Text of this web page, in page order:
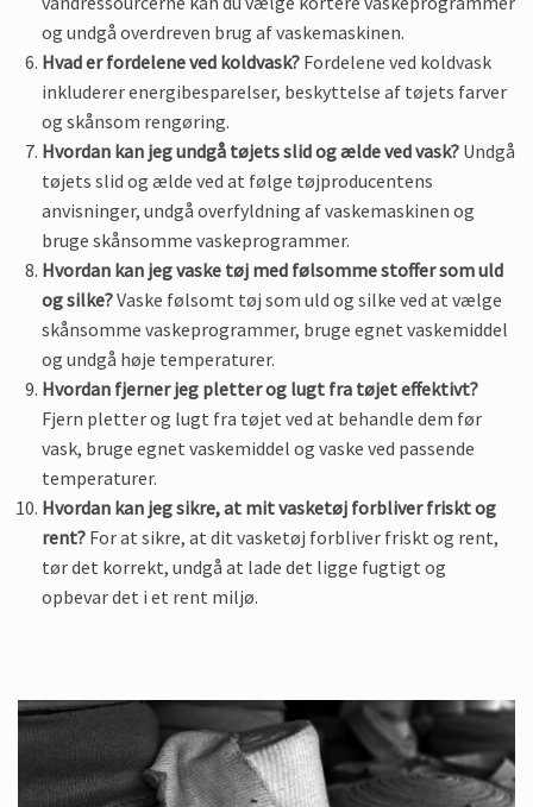
og undgå overdreven brug af vaskemaskinen.
Hvad er fordelene ved koldvask? Fordelene ved koldvask
inkluderer energibesparelser, beskyttelse af tøjets farver
og skånsom rengøring.
Hvordan kan jeg undgå tøjets slid og ælde ved vask? Undgå
tøjets slid og ælde ved at følge tøjproducentens
anvisninger, undgå overfyldning af vaskemaskinen og
bruge skånsomme vaskeprogrammer.
Hvordan kan jeg vaske tøj med følsomme stoffer som uld
og silke?Vaske følsomt tøj som uld og silke ved at vælge
skånsomme vaskeprogrammer, bruge egnet vaskemiddel
og undgå høje temperaturer.
Hvordan fjerner jeg pletter og lugt fra tøjet effektivt?
Fjern pletter og lugt fra tøjet ved at behandle dem før
vask, bruge egnet vaskemiddel og vaske ved passende
temperaturer.
Hvordan kan jeg sikre, at mit vasketøj forbliver friskt og
rent? For at sikre, at dit vasketøj forbliver friskt og rent,
tør det korrekt, undgå at lade det ligge fugtigt og
opbevar det i et rent miljø.